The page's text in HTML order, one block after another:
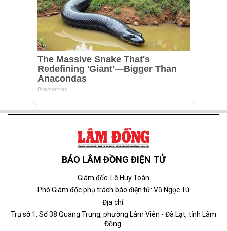
BÁO LÂM ĐỒNG ĐIỆN TỬ
Giám đốc: Lê Huy Toàn
Phó Giám đốc phụ trách báo điện tử: Vũ Ngọc Tú
Địa chỉ:
Trụ sở 1: Số 38 Quang Trung, phường Lâm Viên - Đà Lạt, tỉnh Lâm
Đồng.